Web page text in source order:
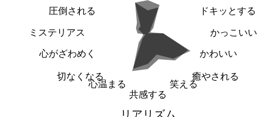
ドキッとする
かっこいい
かわいい
癒やされる
笑える
共感する
心温まる
切なくなる
心がざわめく
ミステリアス
圧倒される
リアリズム